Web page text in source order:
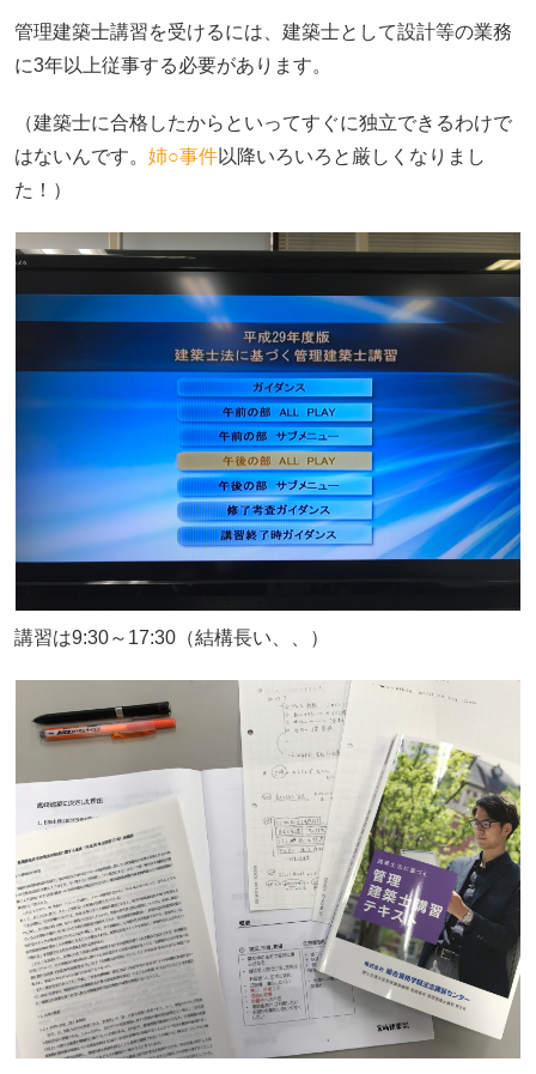
管理建築士講習を受けるには、建築士として設計等の業務
に3年以上従事する必要があります。
（建築士に合格したからといってすぐに独立できるわけで
はないんです。 姉○事件以降いろいろと厳しくなりまし
た！）
講習は9:30～17:30（結構長い、、）